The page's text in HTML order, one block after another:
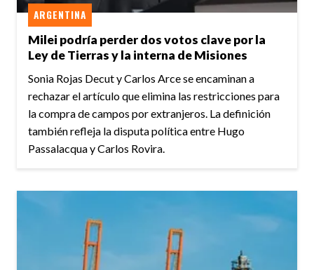
Milei podría perder dos votos clave por la
Ley de Tierras y la interna de Misiones
ARGENTINA
Sonia Rojas Decut y Carlos Arce se encaminan a
rechazar el artículo que elimina las restricciones para
la compra de campos por extranjeros. La definición
también refleja la disputa política entre Hugo
Passalacqua y Carlos Rovira.